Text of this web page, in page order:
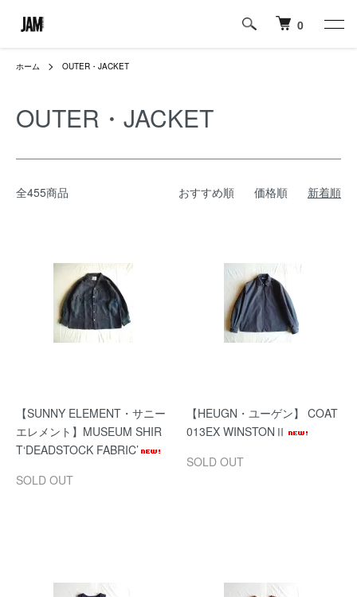
0
ホーム OUTER・JACKET
OUTER・JACKET
全455商品 おすすめ順 価格順 新着順
【SUNNY ELEMENT・サニー
エレメント】MUSEUM SHIR
T‘DEADSTOCK FABRIC’
SOLD OUT
【HEUGN・ユーゲン】 COAT
013EX WINSTONⅡ
SOLD OUT